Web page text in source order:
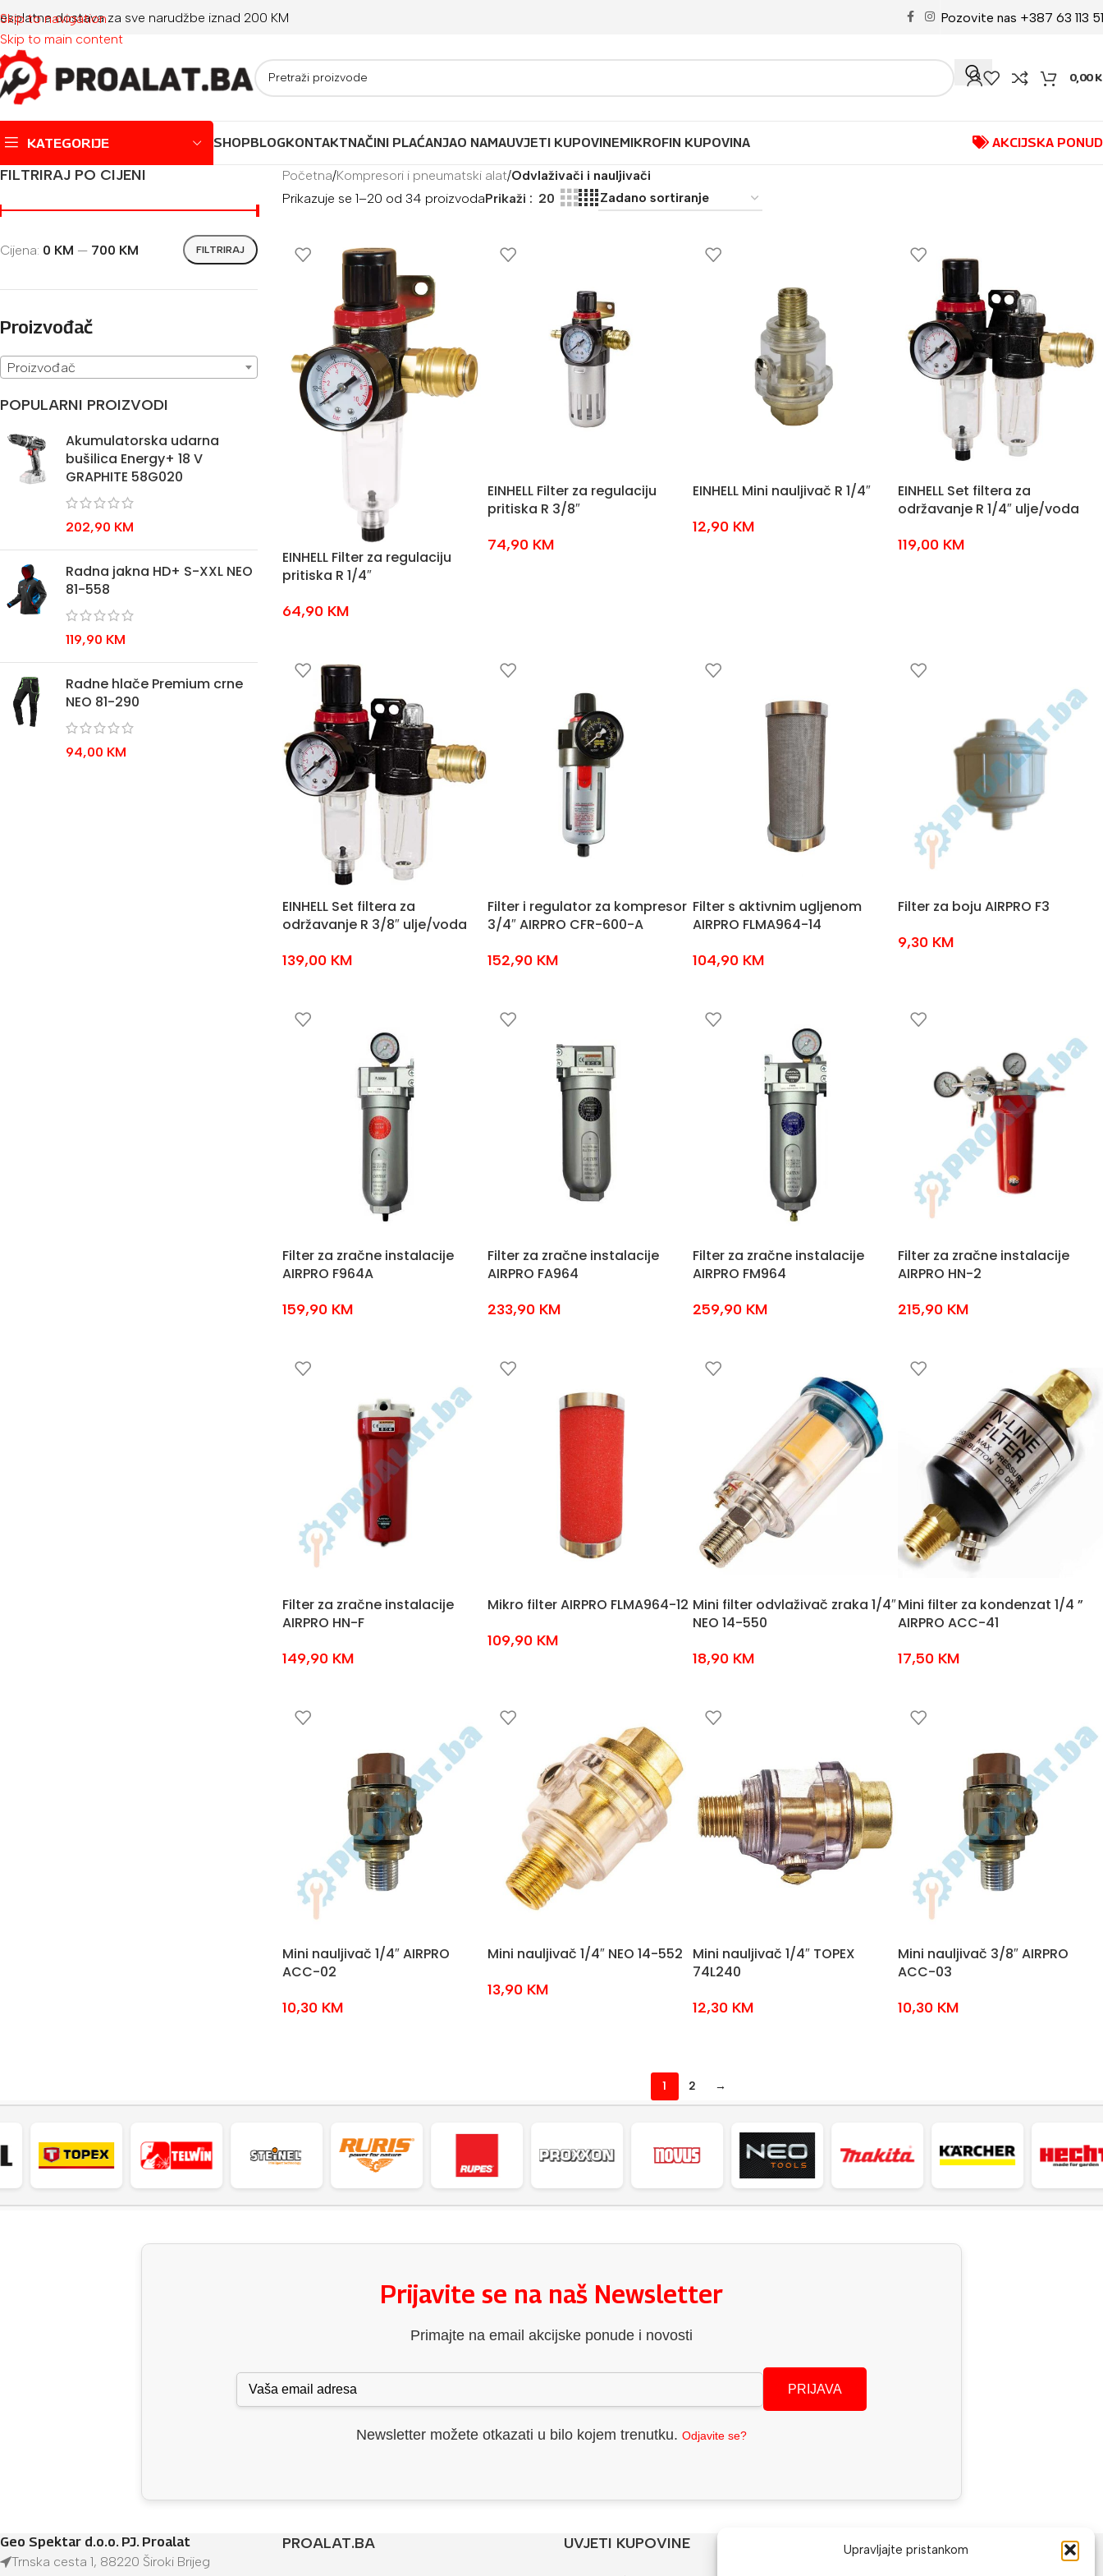
Upravljajte pristankom
Skip to navigation
Skip to main content
dostava za sve narudžbe iznad 200 KM Pozovite nas +387 63 113
0,00
KATEGORIJE
Jacuzzi
SHOPBLOGKONTAKTNAČINI PLAĆANJAO NAMAUVJETI KUPOVINEMIKROFIN KUPOVINA AKCIJSKA
FILTRIRAJ PO CIJENI
FILTRIRAJ
Cijena: 0 KM — 700 KM
Proizvođač
Proizvođač
POPULARNI PROIZVODI
Akumulatorska udarna
bušilica Energy+ 18 V
GRAPHITE 58G020
202,90 KM
Radna jakna HD+ S-XXL NEO
81-558
119,90 KM
Radne hlače Premium crne
NEO 81-290
94,00 KM
Početna/Kompresori i pneumatski alat/Odvlaživači i nauljivači
Prikazuje se 1–20 od 34 proizvodaPrikaži 20
EINHELL Filter za regulaciju
pritiska R 1/4″
64,90 KM
EINHELL Filter za regulaciju
pritiska R 3/8″
74,90 KM
EINHELL Mini nauljivač R 1/4″
12,90 KM
EINHELL Set filtera za
održavanje R 1/4″ ulje/voda
119,00 KM
EINHELL Set filtera za
održavanje R 3/8″ ulje/voda
139,00 KM
Filter i regulator za kompresor
3/4″ AIRPRO CFR-600-A
152,90 KM
Filter s aktivnim ugljenom
AIRPRO FLMA964-14
104,90 KM
Filter za boju AIRPRO F3
9,30 KM
Filter za zračne instalacije
AIRPRO F964A
159,90 KM
Filter za zračne instalacije
AIRPRO FA964
233,90 KM
Filter za zračne instalacije
AIRPRO FM964
259,90 KM
Filter za zračne instalacije
AIRPRO HN-2
215,90 KM
Filter za zračne instalacije
AIRPRO HN-F
149,90 KM
Mikro filter AIRPRO FLMA964-12
109,90 KM
Mini filter odvlaživač zraka 1/4″
NEO 14-550
18,90 KM
Mini filter za kondenzat 1/4 ”
AIRPRO ACC-41
17,50 KM
Mini nauljivač 1/4″ AIRPRO
ACC-02
10,30 KM
Mini nauljivač 1/4″ NEO 14-552
13,90 KM
Mini nauljivač 1/4″ TOPEX
74L240
12,30 KM
Mini nauljivač 3/8″ AIRPRO
ACC-03
10,30 KM
1 2 →
Prijavite se na naš Newsletter
Primajte na email akcijske ponude i novosti
PRIJAVA
Newsletter možete otkazati u bilo kojem trenutku. Odjavite se?
Geo Spektar d.o.o. PJ. Proalat
Trnska cesta 1, 88220 Široki Brijeg
PROALAT.BA UVJETI KUPOVINE NAČINI PLAĆANJA